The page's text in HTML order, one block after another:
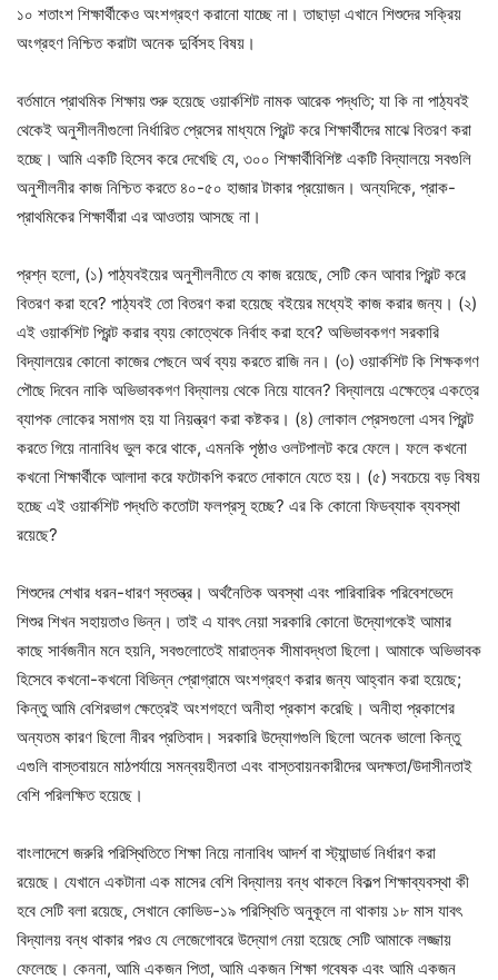
১০ শতাংশ শিক্ষার্থীকেও অংশগ্রহণ করানো যাচ্ছে না। তাছাড়া এখানে শিশুদের সক্রিয়
অংগ্রহণ নিশ্চিত করাটা অনেক দুর্বিসহ বিষয়।
বর্তমানে প্রাথমিক শিক্ষায় শুরু হয়েছে ওয়ার্কশিট নামক আরেক পদ্ধতি; যা কি না পাঠ্যবই
থেকেই অনুশীলনীগুলো নির্ধারিত প্রেসের মাধ্যমে প্রিন্ট করে শিক্ষার্থীদের মাঝে বিতরণ করা
হচ্ছে। আমি একটি হিসেব করে দেখেছি যে, ৩০০ শিক্ষার্থীবিশিষ্ট একটি বিদ্যালয়ে সবগুলি
অনুশীলনীর কাজ নিশ্চিত করতে ৪০-৫০ হাজার টাকার প্রয়োজন। অন্যদিকে, প্রাক-
প্রাথমিকের শিক্ষার্থীরা এর আওতায় আসছে না।
প্রশ্ন হলো, (১) পাঠ্যবইয়ের অনুশীলনীতে যে কাজ রয়েছে, সেটি কেন আবার প্রিন্ট করে
বিতরণ করা হবে? পাঠ্যবই তো বিতরণ করা হয়েছে বইয়ের মধ্যেই কাজ করার জন্য। (২)
এই ওয়ার্কশিট প্রিন্ট করার ব্যয় কোত্থেকে নির্বাহ করা হবে? অভিভাবকগণ সরকারি
বিদ্যালয়ের কোনো কাজের পেছনে অর্থ ব্যয় করতে রাজি নন। (৩) ওয়ার্কশিট কি শিক্ষকগণ
পৌছে দিবেন নাকি অভিভাবকগণ বিদ্যালয় থেকে নিয়ে যাবেন? বিদ্যালয়ে এক্ষেত্রে একত্রে
ব্যাপক লোকের সমাগম হয় যা নিয়ন্ত্রণ করা কষ্টকর। (৪) লোকাল প্রেসগুলো এসব প্রিন্ট
করতে গিয়ে নানাবিধ ভুল করে থাকে, এমনকি পৃষ্ঠাও ওলটপালট করে ফেলে। ফলে কখনো
কখনো শিক্ষার্থীকে আলাদা করে ফটোকপি করতে দোকানে যেতে হয়। (৫) সবচেয়ে বড় বিষয়
হচ্ছে এই ওয়ার্কশিট পদ্ধতি কতোটা ফলপ্রসূ হচ্ছে? এর কি কোনো ফিডব্যাক ব্যবস্থা
রয়েছে?
শিশুদের শেখার ধরন-ধারণ স্বতন্ত্র। অর্থনৈতিক অবস্থা এবং পারিবারিক পরিবেশভেদে
শিশুর শিখন সহায়তাও ভিন্ন। তাই এ যাবৎ নেয়া সরকারি কোনো উদ্যোগকেই আমার
কাছে সার্বজনীন মনে হয়নি, সবগুলোতেই মারাত্নক সীমাবদ্ধতা ছিলো। আমাকে অভিভাবক
হিসেবে কখনো-কখনো বিভিন্ন প্রোগ্রামে অংশগ্রহণ করার জন্য আহ্বান করা হয়েছে;
কিন্তু আমি বেশিরভাগ ক্ষেত্রেই অংশগহণে অনীহা প্রকাশ করেছি। অনীহা প্রকাশের
অন্যতম কারণ ছিলো নীরব প্রতিবাদ। সরকারি উদ্যোগগুলি ছিলো অনেক ভালো কিন্তু
এগুলি বাস্তবায়নে মাঠপর্যায়ে সমন্বয়হীনতা এবং বাস্তবায়নকারীদের অদক্ষতা/উদাসীনতাই
বেশি পরিলক্ষিত হয়েছে।
বাংলাদেশে জরুরি পরিস্থিতিতে শিক্ষা নিয়ে নানাবিধ আদর্শ বা স্ট্যান্ডার্ড নির্ধারণ করা
রয়েছে। যেখানে একটানা এক মাসের বেশি বিদ্যালয় বন্ধ থাকলে বিকল্প শিক্ষাব্যবস্থা কী
হবে সেটি বলা রয়েছে, সেখানে কোভিড-১৯ পরিস্থিতি অনুকূলে না থাকায় ১৮ মাস যাবৎ
বিদ্যালয় বন্ধ থাকার পরও যে লেজেগোবরে উদ্যোগ নেয়া হয়েছে সেটি আমাকে লজ্জায়
ফেলেছে। কেননা, আমি একজন পিতা, আমি একজন শিক্ষা গবেষক এবং আমি একজন